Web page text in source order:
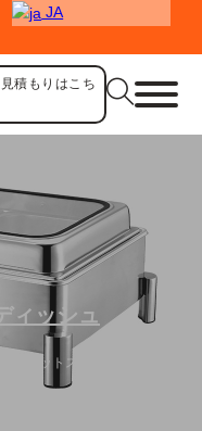
JA
積もりはこち
ィッシュ
ェセットステンレス鋼6L 9L